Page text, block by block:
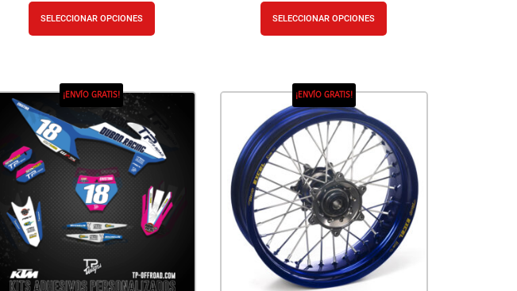
SELECCIONAR OPCIONES SELECCIONAR OPCIONES
¡ENVÍO GRATIS! ¡ENVÍO GRATIS!